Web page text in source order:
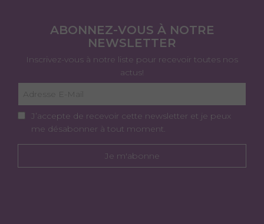
ABONNEZ-VOUS À NOTRE
NEWSLETTER
Inscrivez-vous à notre liste pour recevoir toutes nos
actus!
J’accepte de recevoir cette newsletter et je peux
me désabonner à tout moment.
Je m'abonne